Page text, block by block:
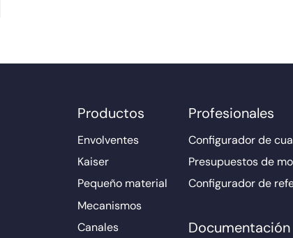
Productos
Envolventes
Kaiser
Pequeño material
Mecanismos
Canales
Profesionales
Configurador de
Presupuestos de
Configurador de
Documentación